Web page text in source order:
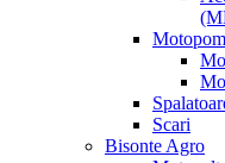
Scari
Bisonte Agro